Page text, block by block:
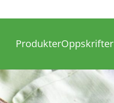
ProdukterOppskrifter